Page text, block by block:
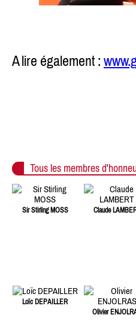
A lire également :
Tous les membres
Sir Stirling MOSS Claude
Loïc DEPAILLER
Olivier